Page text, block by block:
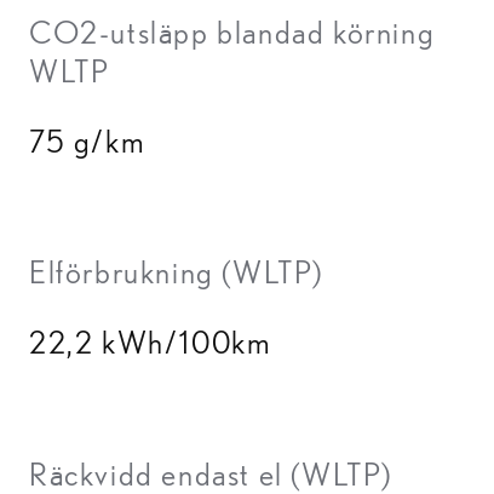
CO2-utsläpp blandad körning
WLTP
75 g/km
Elförbrukning (WLTP)
22,2 kWh/100km
Räckvidd endast el (WLTP)